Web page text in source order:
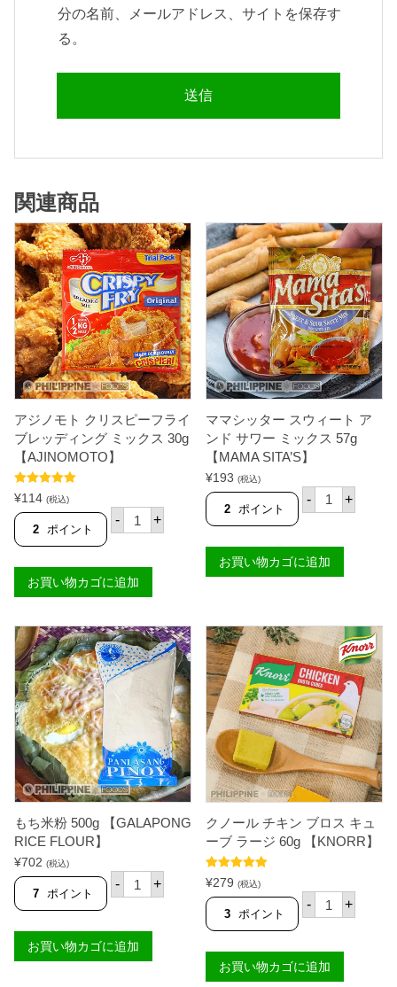
分の名前、メールアドレス、サイトを保存す
る。
関連商品
アジノモト クリスピーフライ
ブレッディング ミックス 30g
【AJINOMOTO】
5段階中5.00
の評価
¥114 (税込)
2 ポイント
- ア
ジ
ト
ク
リ
ピ
ー
フ
ラ
イ
デ
ィ
ン
グ
ミ
ク
【
N
O
+
お買い物カゴに追加
ママシッター スウィート ア
ンド サワー ミックス 57g
【MAMA SITA’S】
¥193 (税込)
2 ポイント
- マ
マ
タ
ー
ス
ト
ア
ン
ド
サ
ワ
ー
ミ
ッ
ク
ス
5
7
g
【
M
A
I
'
S
+
お買い物カゴに追加
もち米粉 500g 【GALAPONG
RICE FLOUR】
¥702 (税込)
7 ポイント
- も
ち
5
0
0
+
お買い物カゴに追加
クノール チキン ブロス キュ
ーブ ラージ 60g 【KNORR】
5段階中5.00
の評価
¥279 (税込)
3 ポイント
- ク
ノ
チ
キ
ン
+
お買い物カゴに追加